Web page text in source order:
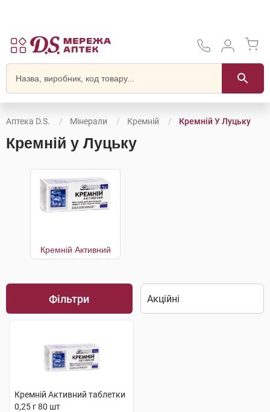
Аптека D.S. Мінерали Кремній Кремній У Луцьку
Кремній у Луцьку
Кремній Активний
Фільтри
Кремній Активний таблетки
0,25 г 80 шт